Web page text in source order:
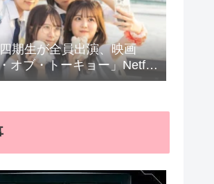
期生が全員出演、映画
オブ・トーキョー」Netflix